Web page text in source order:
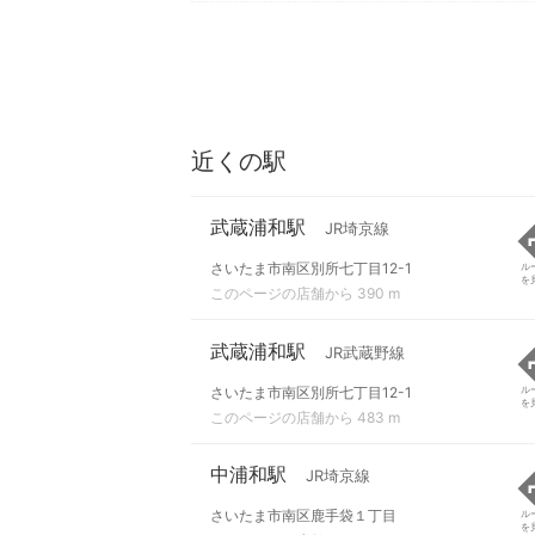
近くの駅
武蔵浦和駅 JR埼京線
さいたま市南区別所七丁目12-1
このページの店舗から 390 m
ル
を
武蔵浦和駅 JR武蔵野線
さいたま市南区別所七丁目12-1
このページの店舗から 483 m
ル
を
中浦和駅 JR埼京線
さいたま市南区鹿手袋１丁目
ル
を